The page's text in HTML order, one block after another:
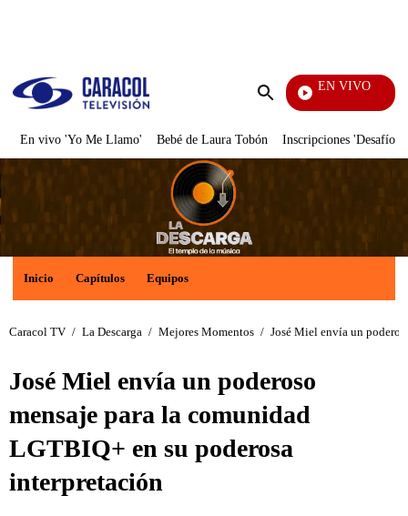
Enviar
EN VIVO
En vivo 'Yo Me Llamo' Bebé de Laura Tobón Inscripciones 'Desafío'
Inicio Capítulos Equipos
Caracol TV / La Descarga / Mejores Momentos / José Miel envía un
José Miel envía un poderoso
mensaje para la comunidad
LGTBIQ+ en su poderosa
interpretación